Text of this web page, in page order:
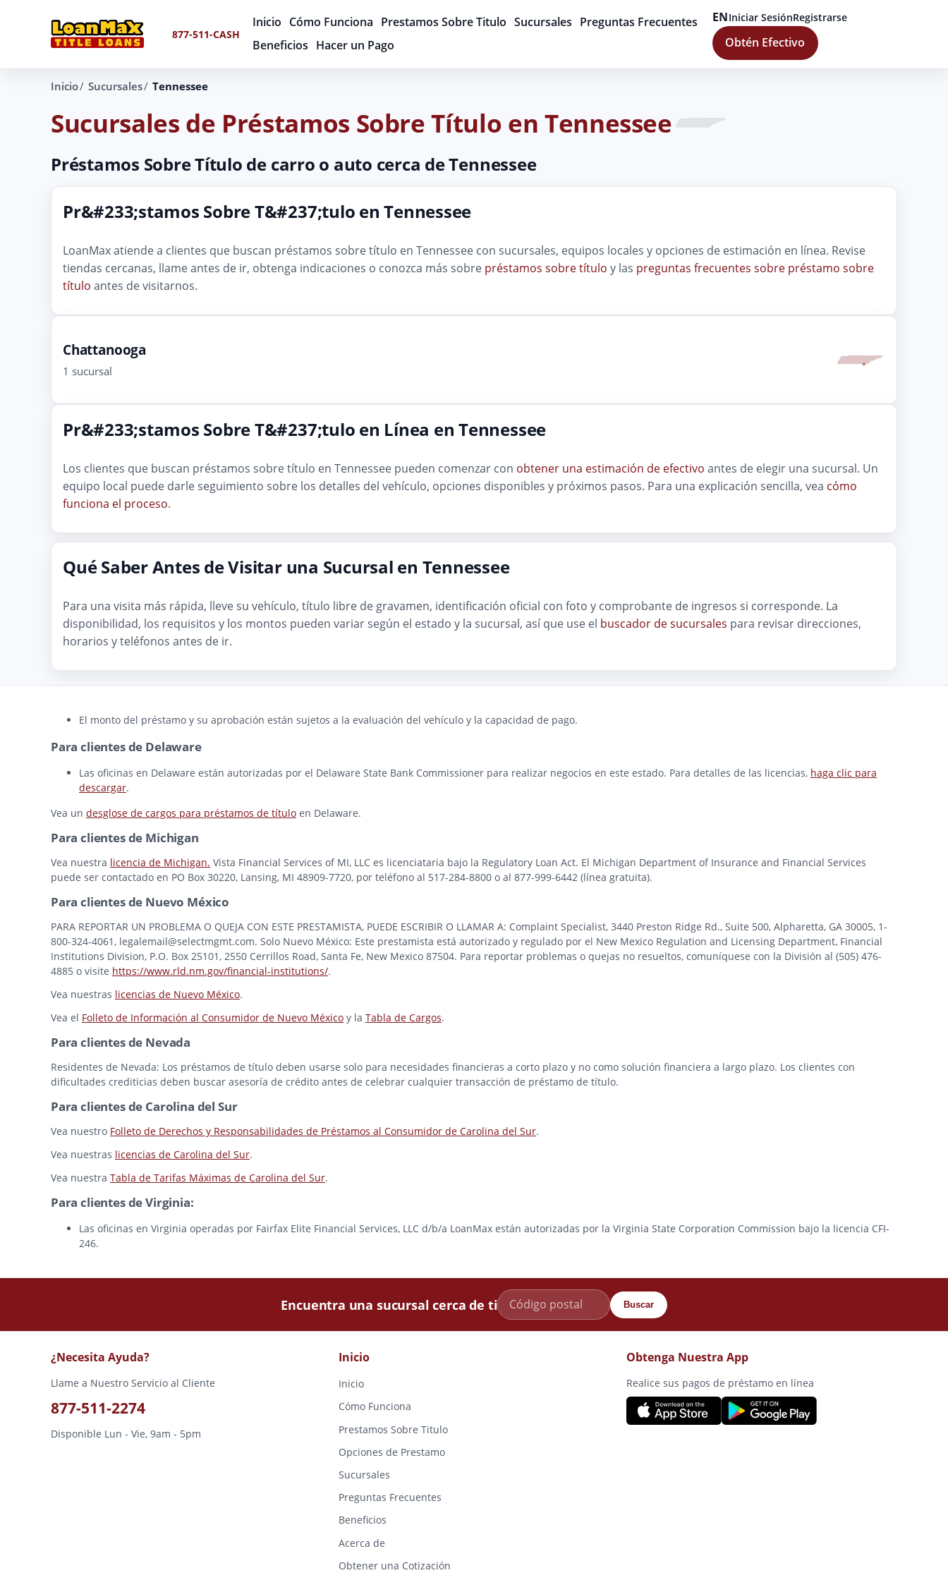
877-511-CASH
Inicio Cómo Funciona Prestamos Sobre Titulo Sucursales Preguntas Frecuentes
Beneficios Hacer un Pago
ENIniciar SesiónRegistrarse
Obtén Efectivo
Inicio Sucursales Tennessee
Sucursales de Préstamos Sobre Título en Tennessee
Préstamos Sobre Título de carro o auto cerca de Tennessee
Pr&#233;stamos Sobre T&#237;tulo en Tennessee
LoanMax atiende a clientes que buscan préstamos sobre título en Tennessee con sucursales, equipos locales y opciones de estimación en línea. Revise
tiendas cercanas, llame antes de ir, obtenga indicaciones o conozca más sobre préstamos sobre título y las preguntas frecuentes sobre préstamo sobre
título antes de visitarnos.
Chattanooga
1 sucursal
Pr&#233;stamos Sobre T&#237;tulo en Línea en Tennessee
Los clientes que buscan préstamos sobre título en Tennessee pueden comenzar con obtener una estimación de efectivo antes de elegir una sucursal. Un
equipo local puede darle seguimiento sobre los detalles del vehículo, opciones disponibles y próximos pasos. Para una explicación sencilla, vea cómo
funciona el proceso.
Qué Saber Antes de Visitar una Sucursal en Tennessee
Para una visita más rápida, lleve su vehículo, título libre de gravamen, identificación oficial con foto y comprobante de ingresos si corresponde. La
disponibilidad, los requisitos y los montos pueden variar según el estado y la sucursal, así que use el buscador de sucursales para revisar direcciones,
horarios y teléfonos antes de ir.
El monto del préstamo y su aprobación están sujetos a la evaluación del vehículo y la capacidad de pago.
Para clientes de Delaware
Las oficinas en Delaware están autorizadas por el Delaware State Bank Commissioner para realizar negocios en este estado. Para detalles de las licencias, haga clic para
descargar.
Vea un desglose de cargos para préstamos de título en Delaware.
Para clientes de Michigan
Vea nuestra licencia de Michigan. Vista Financial Services of MI, LLC es licenciataria bajo la Regulatory Loan Act. El Michigan Department of Insurance and Financial Services
puede ser contactado en PO Box 30220, Lansing, MI 48909-7720, por teléfono al 517-284-8800 o al 877-999-6442 (línea gratuita).
Para clientes de Nuevo México
PARA REPORTAR UN PROBLEMA O QUEJA CON ESTE PRESTAMISTA, PUEDE ESCRIBIR O LLAMAR A: Complaint Specialist, 3440 Preston Ridge Rd., Suite 500, Alpharetta, GA 30005, 1-
800-324-4061, legalemail@selectmgmt.com. Solo Nuevo México: Este prestamista está autorizado y regulado por el New Mexico Regulation and Licensing Department, Financial
Institutions Division, P.O. Box 25101, 2550 Cerrillos Road, Santa Fe, New Mexico 87504. Para reportar problemas o quejas no resueltos, comuníquese con la División al (505) 476-
4885 o visite https://www.rld.nm.gov/financial-institutions/.
Vea nuestras licencias de Nuevo México.
Vea el Folleto de Información al Consumidor de Nuevo México y la Tabla de Cargos.
Para clientes de Nevada
Residentes de Nevada: Los préstamos de título deben usarse solo para necesidades financieras a corto plazo y no como solución financiera a largo plazo. Los clientes con
dificultades crediticias deben buscar asesoría de crédito antes de celebrar cualquier transacción de préstamo de título.
Para clientes de Carolina del Sur
Vea nuestro Folleto de Derechos y Responsabilidades de Préstamos al Consumidor de Carolina del Sur.
Vea nuestras licencias de Carolina del Sur.
Vea nuestra Tabla de Tarifas Máximas de Carolina del Sur.
Para clientes de Virginia:
Las oficinas en Virginia operadas por Fairfax Elite Financial Services, LLC d/b/a LoanMax están autorizadas por la Virginia State Corporation Commission bajo la licencia CFI-
246.
Encuentra una sucursal cerca de ti Buscar
¿Necesita Ayuda?
Llame a Nuestro Servicio al Cliente
877-511-2274
Disponible Lun - Vie, 9am - 5pm
Inicio
Inicio
Cómo Funciona
Prestamos Sobre Titulo
Opciones de Prestamo
Sucursales
Preguntas Frecuentes
Beneficios
Acerca de
Obtener una Cotización
Obtenga Nuestra App
Realice sus pagos de préstamo en línea